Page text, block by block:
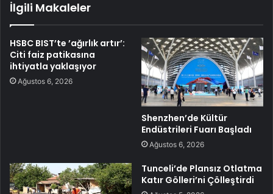
İlgili Makaleler
HSBC BIST’te ’ağırlık artır’:
Citi faiz patikasına
ihtiyatla yaklaşıyor
Ağustos 6, 2026
Shenzhen’de Kültür
Endüstrileri Fuarı Başladı
Ağustos 6, 2026
Tunceli’de Plansız Otlatma
Katır Gölleri’ni Çölleştirdi